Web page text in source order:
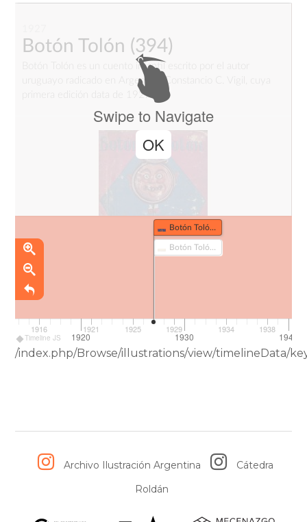
Botón Tolón (394)
Botón Tolón es un cuento infantil escrito por el autor
uruguayo radicado en Argentina Constancio C. Vigil, cuya
primera edición data de 1927.
Swipe to Navigate
OK
Timeline JS
Botón Tolón (394)
1920 1930 1940
1916 1921 1925 1929 1934 1938
/index.php/Browse/illustrations/view/timelineData/
Archivo Ilustración Argentina
Cátedra
Roldán